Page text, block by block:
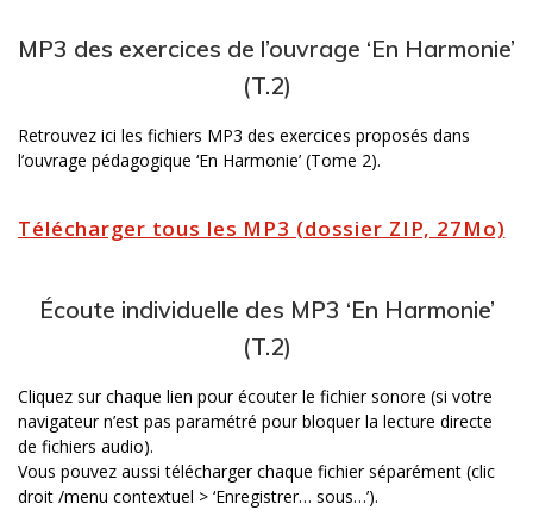
MP3 des exercices de l’ouvrage ‘En Harmonie’
(T.2)
Retrouvez ici les fichiers MP3 des exercices proposés dans
l’ouvrage pédagogique ‘En Harmonie’ (Tome 2).
Télécharger tous les MP3 (dossier ZIP, 27Mo)
Écoute individuelle des MP3 ‘En Harmonie’
(T.2)
Cliquez sur chaque lien pour écouter le fichier sonore (si votre
navigateur n’est pas paramétré pour bloquer la lecture directe
de fichiers audio).
Vous pouvez aussi télécharger chaque fichier séparément (clic
droit /menu contextuel > ‘Enregistrer… sous…’).